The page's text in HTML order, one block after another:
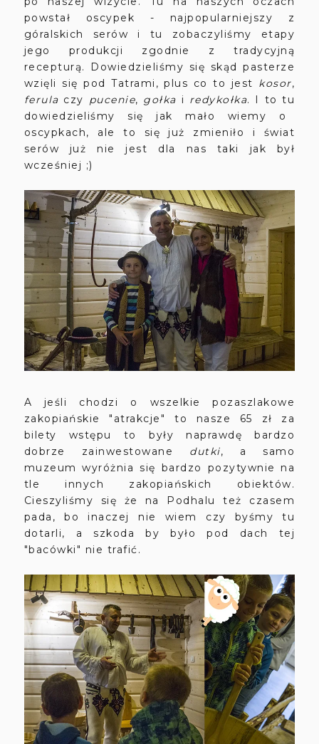
powstał oscypek - najpopularniejszy z
góralskich serów i tu zobaczyliśmy etapy
jego produkcji zgodnie z tradycyjną
recepturą. Dowiedzieliśmy się skąd pasterze
wzięli się pod Tatrami, plus co to jest kosor,
ferula czy pucenie, gołka i redykołka. I to tu
dowiedzieliśmy się jak mało wiemy o
oscypkach, ale to się już zmieniło i świat
serów już nie jest dla nas taki jak był
wcześniej ;)
A jeśli chodzi o wszelkie pozaszlakowe
zakopiańskie "atrakcje" to nasze 65 zł za
bilety wstępu to były naprawdę bardzo
dobrze zainwestowane dutki, a samo
muzeum wyróżnia się bardzo pozytywnie na
tle innych zakopiańskich obiektów.
Cieszyliśmy się że na Podhalu też czasem
pada, bo inaczej nie wiem czy byśmy tu
dotarli, a szkoda by było pod dach tej
"bacówki" nie trafić.